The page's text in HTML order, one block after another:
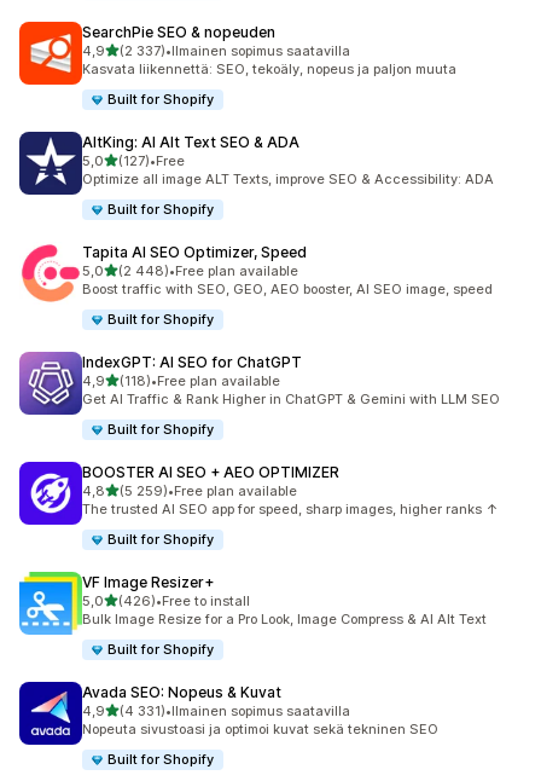
SearchPie SEO & nopeuden
4,9/ 5 tähteä
(2 337)
2337 arvostelua yhteensä
•Ilmainen sopimus saatavilla
Kasvata liikennettä: SEO, tekoäly, nopeus ja paljon muuta
Built for Shopify
AltKing: AI Alt Text SEO & ADA
5,0/ 5 tähteä
(127)
127 arvostelua yhteensä
•Free
Optimize all image ALT Texts, improve SEO & Accessibility: ADA
Built for Shopify
Tapita AI SEO Optimizer, Speed
5,0/ 5 tähteä
(2 448)
2448 arvostelua yhteensä
•Free plan available
Boost traffic with SEO, GEO, AEO booster, AI SEO image, speed
Built for Shopify
IndexGPT: AI SEO for ChatGPT
4,9/ 5 tähteä
(118)
118 arvostelua yhteensä
•Free plan available
Get AI Traffic & Rank Higher in ChatGPT & Gemini with LLM SEO
Built for Shopify
BOOSTER AI SEO + AEO OPTIMIZER
4,8/ 5 tähteä
(5 259)
5259 arvostelua yhteensä
•Free plan available
The trusted AI SEO app for speed, sharp images, higher ranks ↑
Built for Shopify
VF Image Resizer+
5,0/ 5 tähteä
(426)
426 arvostelua yhteensä
•Free to install
Bulk Image Resize for a Pro Look, Image Compress & AI Alt Text
Built for Shopify
Avada SEO: Nopeus & Kuvat
4,9/ 5 tähteä
(4 331)
4331 arvostelua yhteensä
•Ilmainen sopimus saatavilla
Nopeuta sivustoasi ja optimoi kuvat sekä tekninen SEO
Built for Shopify